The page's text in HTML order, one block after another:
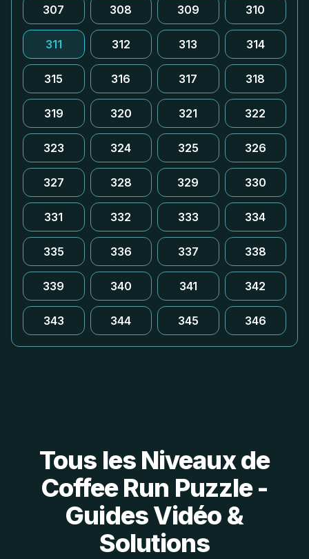
307 308 309 310
311 312 313 314
315 316 317 318
319 320 321 322
323 324 325 326
327 328 329 330
331 332 333 334
335 336 337 338
339 340 341 342
343 344 345 346
Tous les Niveaux de
Coffee Run Puzzle -
Guides Vidéo &
Solutions